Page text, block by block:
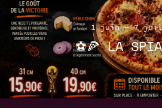
1 juin - 7
⚽🍕 LA